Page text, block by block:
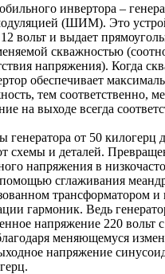
инвертора –
(ШИМ). Это
вольт и выдает
скважностью
напряжения). Когда
обеспечивает
тем соответственно,
на выходе всегда
генератора от 50 килогерц
схемы и деталей.
напряжения в
сглаживания
трансформатором и
гармоник. Ведь
напряжение 220 вольт
меняющемуся
напряжение